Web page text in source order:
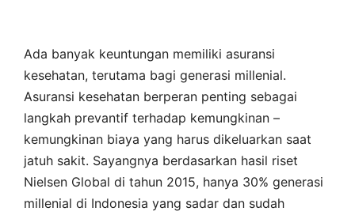
Ada banyak keuntungan memiliki asuransi
kesehatan, terutama bagi generasi millenial.
Asuransi kesehatan berperan penting sebagai
langkah prevantif terhadap kemungkinan –
kemungkinan biaya yang harus dikeluarkan saat
jatuh sakit. Sayangnya berdasarkan hasil riset
Nielsen Global di tahun 2015, hanya 30% generasi
millenial di Indonesia yang sadar dan sudah